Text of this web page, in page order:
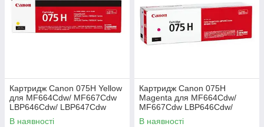
Картридж Canon 075H Yellow
для MF664Cdw/ MF667Cdw
LBP646Cdw/ LBP647Cdw
(6366C002AA)
В наявності
Картридж Canon 075H
Magenta для MF664Cdw/
MF667Cdw LBP646Cdw/
LBP647Cdw (6367C002AA)
В наявності